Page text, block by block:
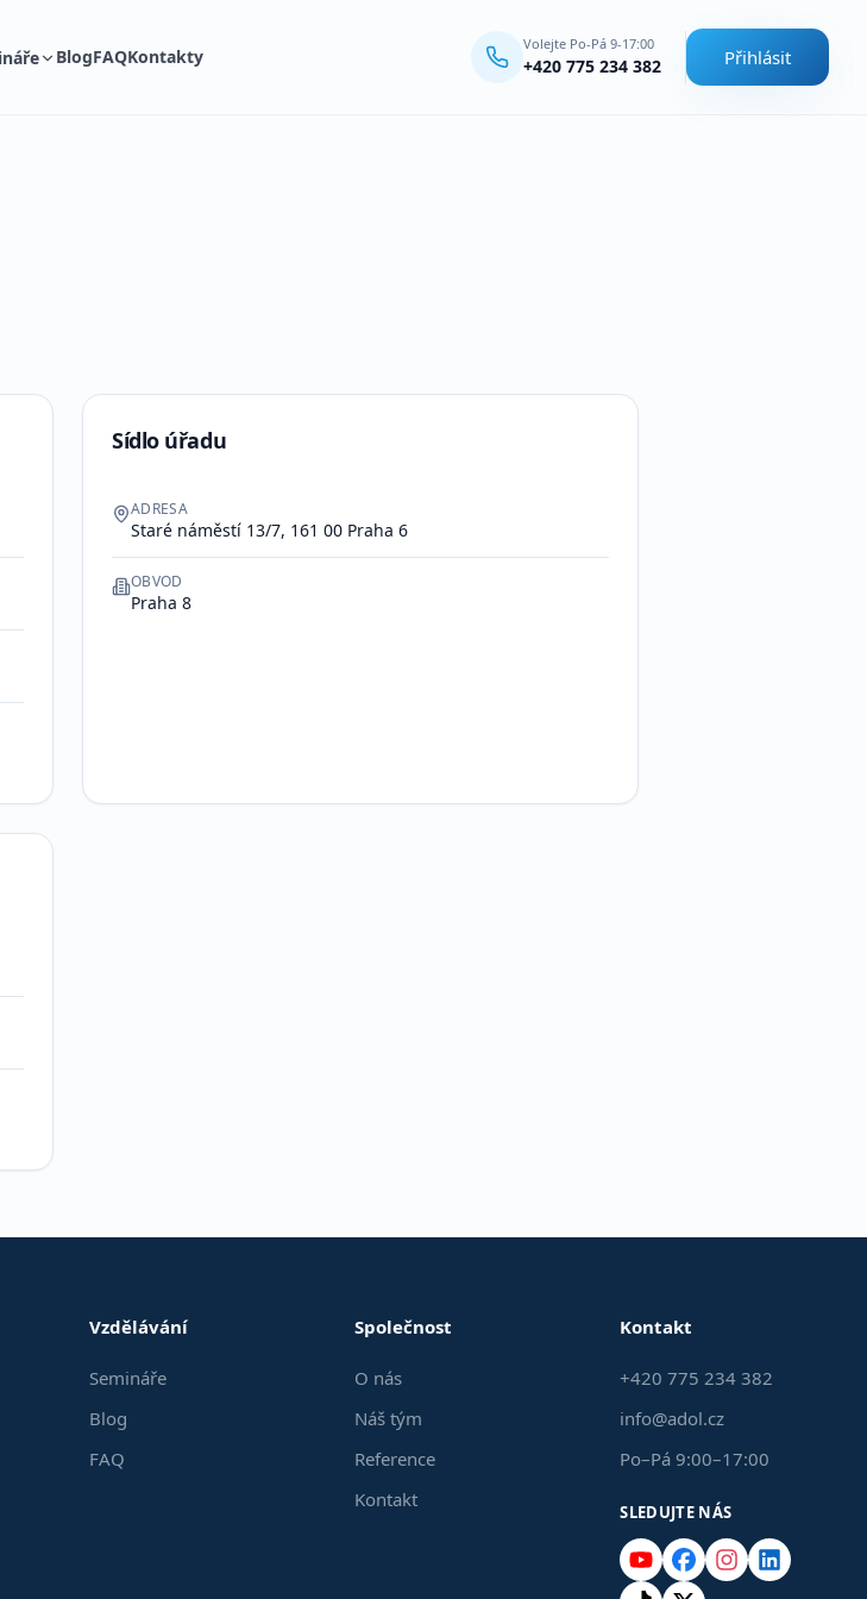
BlogFAQKontakty
Volejte Po-Pá 9-17:00
+420 775 234 382 Přihlásit
Sídlo úřadu
ADRESA
Staré náměstí 13/7, 161 00 Praha 6
OBVOD
Praha 8
Vzdělávání
Semináře
Blog
FAQ
Společnost
O nás
Náš tým
Reference
Kontakt
Kontakt
+420 775 234 382
info@adol.cz
Po–Pá 9:00–17:00
SLEDUJTE NÁS
YouTubeFacebook
Instagram
LinkedIn